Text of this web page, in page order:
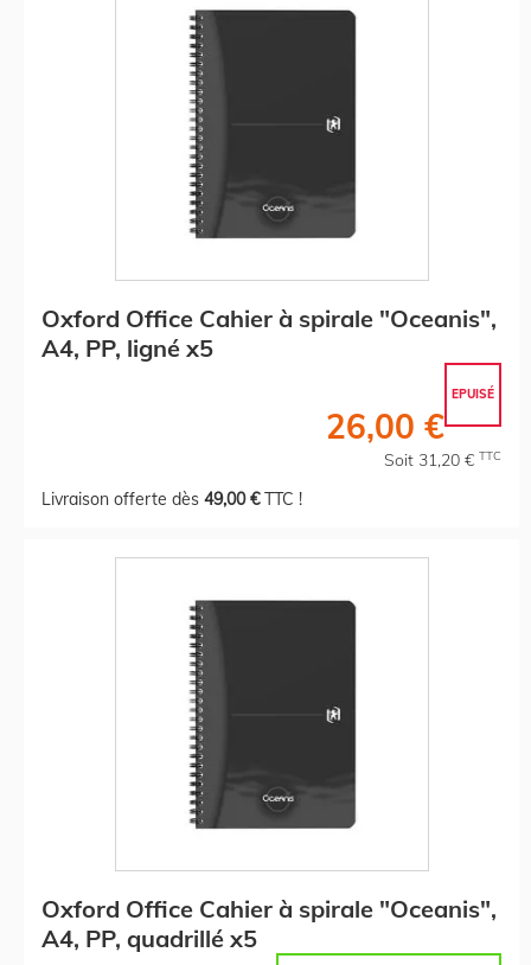
Oxford Office Cahier à spirale "Oceanis",
A4, PP, ligné x5
EPUISÉ
26,00 €
Soit 31,20 € TTC
Livraison offerte dès 49,00 €TTC !
Oxford Office Cahier à spirale "Oceanis",
A4, PP, quadrillé x5